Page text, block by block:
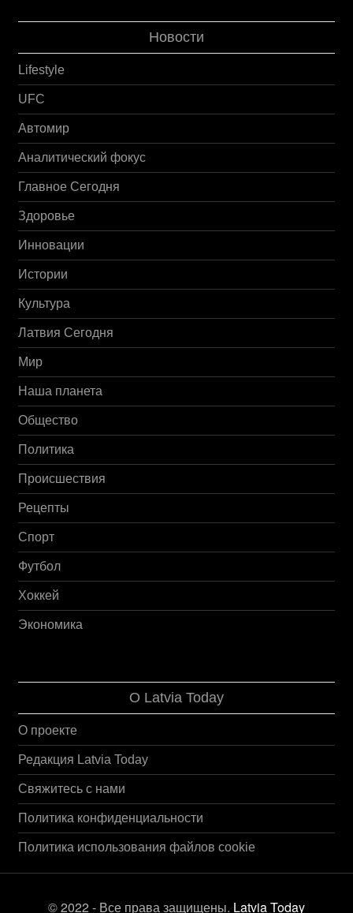
Новости
Lifestyle
UFC
Автомир
Аналитический фокус
Главное Сегодня
Здоровье
Инновации
Истории
Культура
Латвия Сегодня
Мир
Наша планета
Общество
Политика
Происшествия
Рецепты
Спорт
Футбол
Хоккей
Экономика
О Latvia Today
О проекте
Редакция Latvia Today
Свяжитесь с нами
Политика конфиденциальности
Политика использования файлов cookie
© 2022 - Все права защищены. Latvia Today